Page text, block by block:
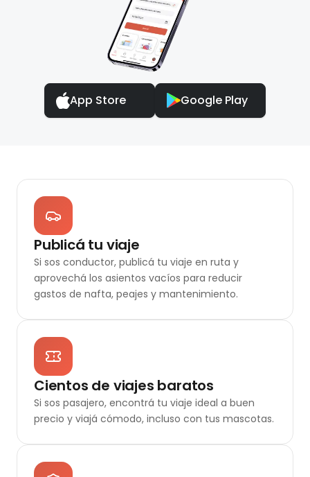
App Store Google Play
Publicá tu viaje
Si sos conductor, publicá tu viaje en ruta y
aprovechá los asientos vacíos para reducir
gastos de nafta, peajes y mantenimiento.
Cientos de viajes baratos
Si sos pasajero, encontrá tu viaje ideal a buen
precio y viajá cómodo, incluso con tus mascotas.